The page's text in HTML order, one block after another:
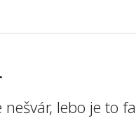
lebo je to